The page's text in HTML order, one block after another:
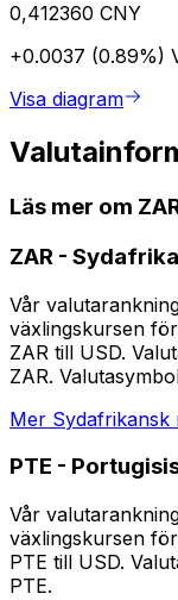
0,412360 CNY
+0.0037 (0.89%)
Visa diagram
Läs mer om
ZAR -
Vår
växlingskursen
ZAR till USD.
ZAR.
Mer Sydafrikansk
PTE -
Vår
växlingskursen
PTE till USD.
PTE.